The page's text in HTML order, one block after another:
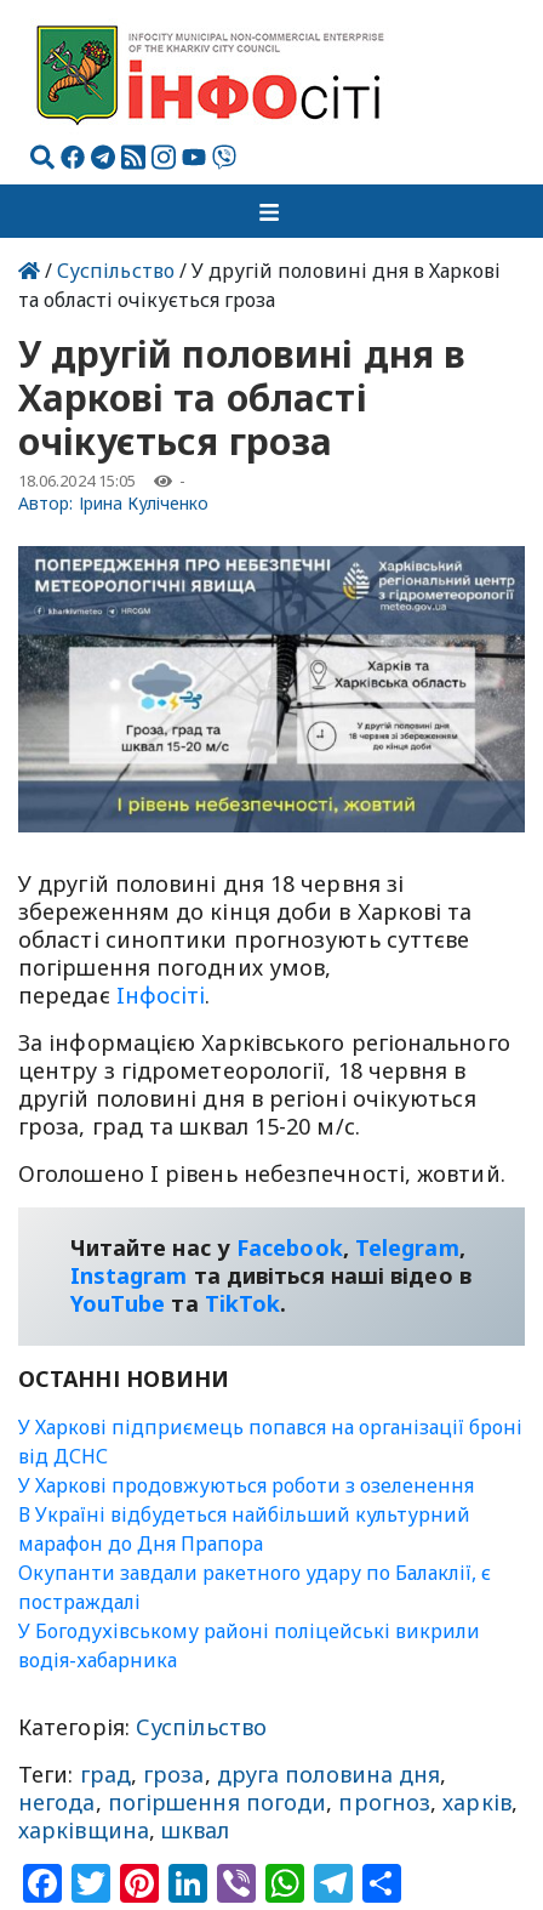
/Суспільство/ У другій половині дня в Харкові
та області очікується гроза
У другій половині дня в
Харкові та області
очікується гроза
18.06.2024 15:05 -
Автор: Ірина Куліченко
У другій половині дня 18 червня зі
збереженням до кінця доби в Харкові та
області синоптики прогнозують суттєве
погіршення погодних умов,
передає Iнфосiтi.
За інформацією Харківського регіонального
центру з гідрометеорології, 18 червня в
другій половині дня в регіоні очікуються
гроза, град та шквал 15-20 м/с.
Оголошено I рівень небезпечності, жовтий.
Читайте нас у Facebook, Telegram,
Instagram та дивіться наші відео в
YouТube та TikTok.
ОСТАННІ НОВИНИ
У Харкові підприємець попався на організації броні
від ДСНС
У Харкові продовжуються роботи з озеленення
В Україні відбудеться найбільший культурний
марафон до Дня Прапора
Окупанти завдали ракетного удару по Балаклії, є
постраждалі
У Богодухівському районі поліцейські викрили
водія-хабарника
Категорія: Суспільство
Теги: град, гроза, друга половина дня,
негода, погіршення погоди, прогноз,харків,
харківщина, шквал
Facebook
Twitter
Pinterest
LinkedIn
ViberWhatsApp
Telegram